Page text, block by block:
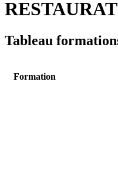
Tableau
Formation